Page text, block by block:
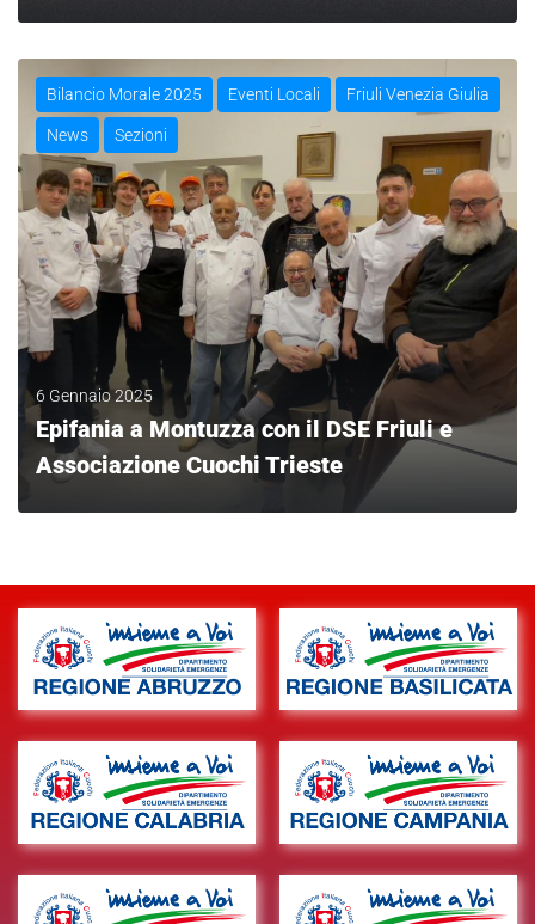
Bilancio Morale 2025 Eventi Locali Friuli Venezia Giulia
News Sezioni
6 Gennaio 2025
Epifania a Montuzza con il DSE Friuli e
Associazione Cuochi Trieste